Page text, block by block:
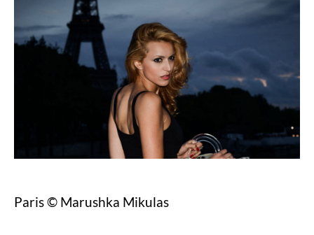
Paris © Marushka Mikulas